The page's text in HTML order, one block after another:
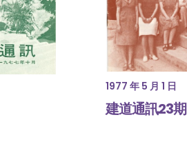
1977 年 5 月 1 日
建道通訊23期